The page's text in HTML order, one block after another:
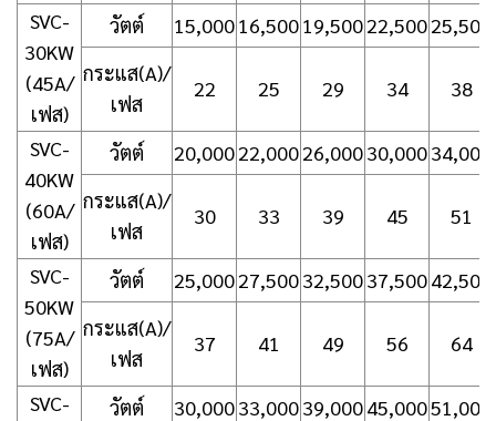
SVC-
30KW
(45A/
เฟส)
วัตต์ 15,00016,50019,50022,50025,500
กระแส(A)/
เฟส
22 25 29 34 38
SVC-
40KW
(60A/
เฟส)
วัตต์ 20,00022,00026,00030,00034,000
กระแส(A)/
เฟส
30 33 39 45 51
SVC-
50KW
(75A/
เฟส)
วัตต์ 25,00027,50032,50037,50042,500
กระแส(A)/
เฟส
37 41 49 56 64
SVC-
วัตต์ 30,00033,00039,00045,00051,000